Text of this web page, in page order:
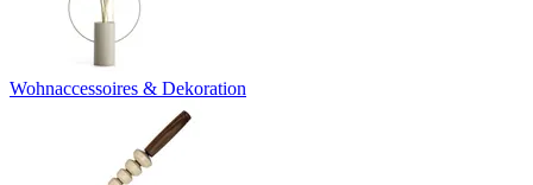
Wohnaccessoires & Dekoration